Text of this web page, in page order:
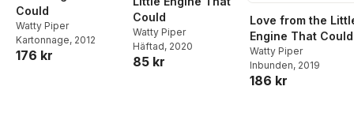
Could
Watty Piper
Kartonnage, 2012
176 kr
Could
Watty Piper
Häftad, 2020
85 kr
Love from the
Engine That Could
Watty Piper
Inbunden, 2019
186 kr